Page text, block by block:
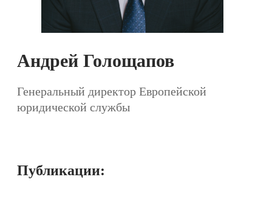
Андрей Голощапов
Генеральный директор Европейской
юридической службы
Публикации: